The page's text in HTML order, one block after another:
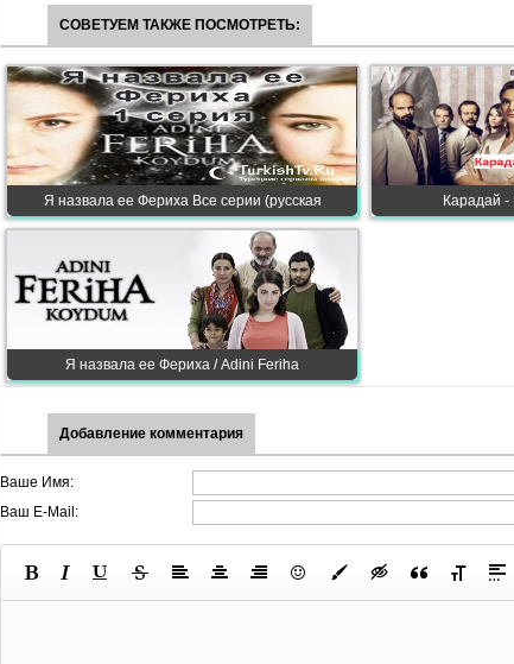
СОВЕТУЕМ ТАКЖЕ ПОСМОТРЕТЬ:
Я назвала ее Фериха Все серии (русская Карадай -
Я назвала ее Фериха / Adini Feriha
Добавление комментария
Ваше Имя:
Ваш E-Mail: